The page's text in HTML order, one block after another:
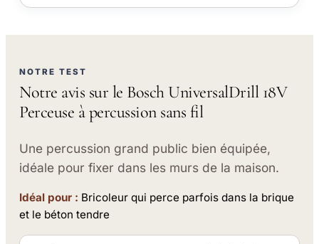
NOTRE TEST
Notre avis sur le Bosch UniversalDrill 18V
Perceuse à percussion sans fil
Une percussion grand public bien équipée,
idéale pour fixer dans les murs de la maison.
Idéal pour : Bricoleur qui perce parfois dans la brique
et le béton tendre